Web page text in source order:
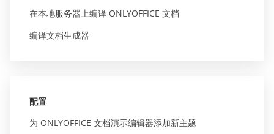
在本地服务器上编译 ONLYOFFICE 文档
编译文档生成器
配置
为 ONLYOFFICE 文档演示编辑器添加新主题